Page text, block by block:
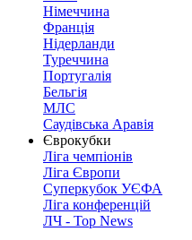
Німеччина
Франція
Нідерланди
Туреччина
Португалія
Бельгія
МЛС
Саудівська Аравія
Єврокубки
Ліга чемпіонів
Ліга Європи
Суперкубок УЄФА
Ліга конференцій
ЛЧ - Top News